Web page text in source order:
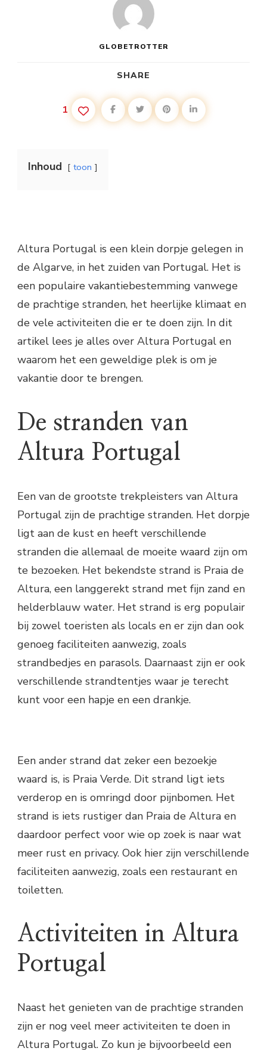
GLOBETROTTER
SHARE
1
Inhoud toon
Altura Portugal is een klein dorpje gelegen in
de Algarve, in het zuiden van Portugal. Het is
een populaire vakantiebestemming vanwege
de prachtige stranden, het heerlijke klimaat en
de vele activiteiten die er te doen zijn. In dit
artikel lees je alles over Altura Portugal en
waarom het een geweldige plek is om je
vakantie door te brengen.
De stranden van
Altura Portugal
Een van de grootste trekpleisters van Altura
Portugal zijn de prachtige stranden. Het dorpje
ligt aan de kust en heeft verschillende
stranden die allemaal de moeite waard zijn om
te bezoeken. Het bekendste strand is Praia de
Altura, een langgerekt strand met fijn zand en
helderblauw water. Het strand is erg populair
bij zowel toeristen als locals en er zijn dan ook
genoeg faciliteiten aanwezig, zoals
strandbedjes en parasols. Daarnaast zijn er ook
verschillende strandtentjes waar je terecht
kunt voor een hapje en een drankje.
Een ander strand dat zeker een bezoekje
waard is, is Praia Verde. Dit strand ligt iets
verderop en is omringd door pijnbomen. Het
strand is iets rustiger dan Praia de Altura en
daardoor perfect voor wie op zoek is naar wat
meer rust en privacy. Ook hier zijn verschillende
faciliteiten aanwezig, zoals een restaurant en
toiletten.
Activiteiten in Altura
Portugal
Naast het genieten van de prachtige stranden
zijn er nog veel meer activiteiten te doen in
Altura Portugal. Zo kun je bijvoorbeeld een